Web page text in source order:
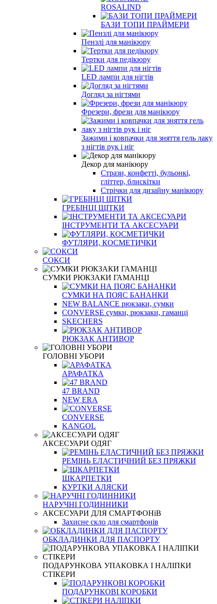
ROSALIND
БАЗИ ТОПИ ПРАЙМЕРИ
Пензлі для манікюру
Тертки для педікюру
LED лампи для нігтів
Догляд за нігтями
Фрезери, фрези для манікюру
Зажими і ковпачки для зняття гель лаку
з нігтів рук і ніг
Декор для манікюру
Стрази, конфетті, бульонкі,
гліттер, блискітки
Стрічки для дизайну манікюру
ГРЕБІНЦІ ЩІТКИ
ІНСТРУМЕНТИ ТА АКСЕСУАРИ
ФУТЛЯРИ, КОСМЕТИЧКИ
СОКСИ
СУМКИ РЮКЗАКИ ГАМАНЦІ
СУМКИ НА ПОЯС БАНАНКИ
NEW BALANCE рюкзаки, сумки
CONVERSE сумки, рюкзаки, гаманці
SKECHERS
РЮКЗАК АНТИВОР
ГОЛОВНІ УБОРИ
АРАФАТКА
47 BRAND
NEW ERA
CONVERSE
KANGOL
АКСЕСУАРИ ОДЯГ
РЕМІНЬ ЕЛАСТИЧНИЙ БЕЗ ПРЯЖКИ
ШКАРПЕТКИ
КУРТКИ АЛЯСКИ
НАРУЧНІ ГОДИННИКИ
АКСЕСУАРИ ДЛЯ СМАРТФОНіВ
Захисне скло для смартфонів
ОБКЛАДИНКИ ДЛЯ ПАСПОРТУ
ПОДАРУНКОВА УПАКОВКА І НАЛІПКИ
СТІКЕРИ
ПОДАРУНКОВІ КОРОБКИ